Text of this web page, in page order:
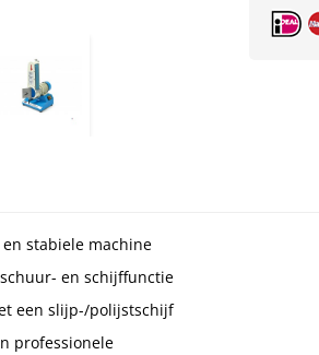
stabiele machine
en schijffunctie
een slijp-/polijstschijf
professionele